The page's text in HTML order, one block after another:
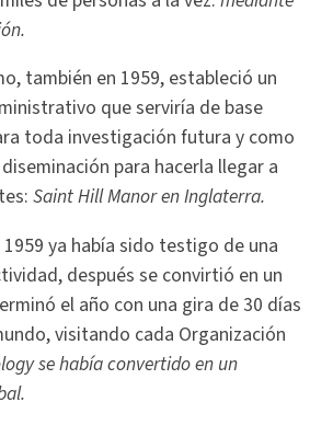
también en 1959, estableció un
que serviría de base
toda investigación futura y como
para hacerla llegar a
Saint Hill Manor en Inglaterra.
ya había sido testigo de una
después se convirtió en un
el año con una gira de 30 días
visitando cada Organización
se había convertido en un